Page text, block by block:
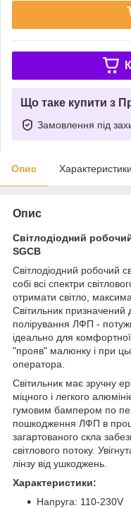
Що таке купити з
Замовлення під
Опис Характеристики
Опис
Світлодіодний
SGCB
Світлодіодний робочий
собі всі спектри
отримати світло,
Світильник призначений
полірування ЛФП -
ідеально для
"прояв" малюнку і при
оператора.
Світильник має зручну
міцного і легкого
гумовим бампером по
пошкодження ЛФП в
загартованого скла
світлового потоку.
лінзу від ушкоджень.
Характеристики:
Напруга: 110-230V